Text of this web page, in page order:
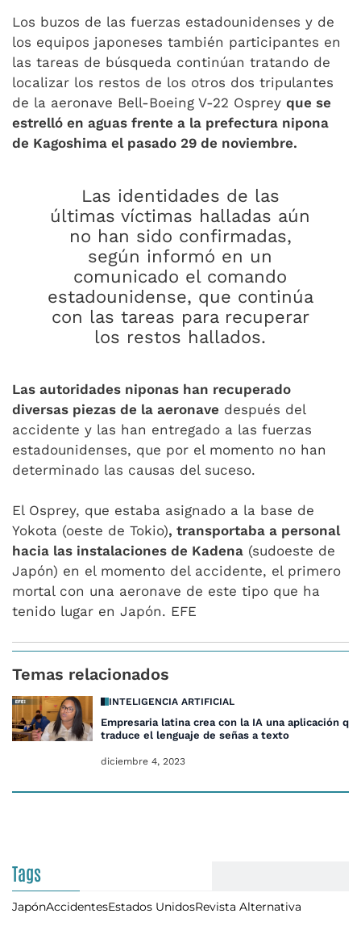
Los buzos de las fuerzas estadounidenses y de
los equipos japoneses también participantes en
las tareas de búsqueda continúan tratando de
localizar los restos de los otros dos tripulantes
de la aeronave Bell-Boeing V-22 Osprey que se
estrelló en aguas frente a la prefectura nipona
de Kagoshima el pasado 29 de noviembre.
Las identidades de las
últimas víctimas halladas aún
no han sido confirmadas,
según informó en un
comunicado el comando
estadounidense, que continúa
con las tareas para recuperar
los restos hallados.
Las autoridades niponas han recuperado
diversas piezas de la aeronave después del
accidente y las han entregado a las fuerzas
estadounidenses, que por el momento no han
determinado las causas del suceso.
El Osprey, que estaba asignado a la base de
Yokota (oeste de Tokio), transportaba a personal
hacia las instalaciones de Kadena (sudoeste de
Japón) en el momento del accidente, el primero
mortal con una aeronave de este tipo que ha
tenido lugar en Japón. EFE
Temas relacionados
INTELIGENCIA ARTIFICIAL
Empresaria latina crea con la IA una aplicación que
traduce el lenguaje de señas a texto
diciembre 4, 2023
Tags
JapónAccidentesEstados UnidosRevista Alternativa